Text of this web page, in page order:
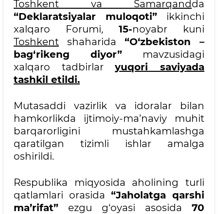
Toshkent va Samarqandda
“Deklaratsiyalar muloqoti” ikkinchi
xalqaro Forumi, 15-noyabr kuni
Toshkent shaharida “O‘zbekiston –
bag‘rikeng diyor” mavzusidagi
xalqaro tadbirlaryuqori saviyada
tashkil etildi.
Mutasaddi vazirlik va idoralar bilan
hamkorlikda ijtimoiy-ma’naviy muhit
barqarorligini mustahkamlashga
qaratilgan tizimli ishlar amalga
oshirildi.
Respublika miqyosida aholining turli
qatlamlari orasida “Jaholatga qarshi
ma’rifat” ezgu g‘oyasi asosida 70